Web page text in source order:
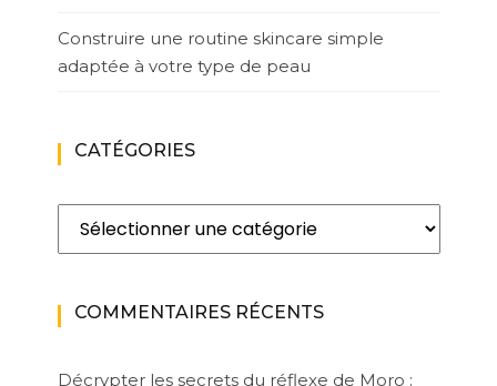
Construire une routine skincare simple
adaptée à votre type de peau
CATÉGORIES
Catégories
COMMENTAIRES RÉCENTS
Décrypter les secrets du réflexe de Moro :